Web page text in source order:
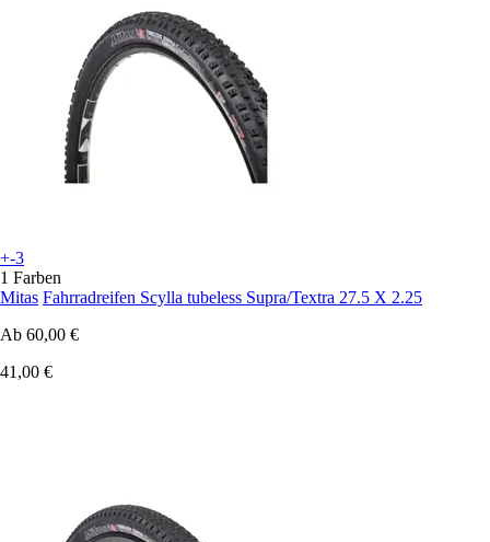
+-3
1 Farben
Mitas Fahrradreifen Scylla tubeless Supra/Textra 27.5 X 2.25
Ab 60,00 €
41,00 €